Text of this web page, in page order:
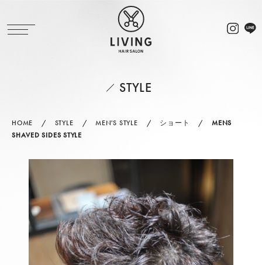
STYLE
HOME STYLE MEN'S STYLE ショート
MENS
SHAVED SIDES STYLE